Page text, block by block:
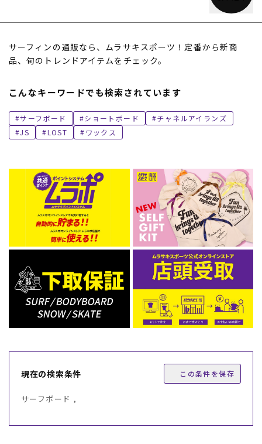
ムラサキスポーツ 公式アプリ
ポイント・クーポンもこのアプリで！
サーフィンの通販なら、ムラサキスポーツ！定番から新商
品、旬のトレンドアイテムをチェック。
こんなキーワードでも検索されています
サーフボード ショートボード
チャネルアイランズ
JS
LOST ワックス
現在の検索条件 この条件を保存
サーフボード ,